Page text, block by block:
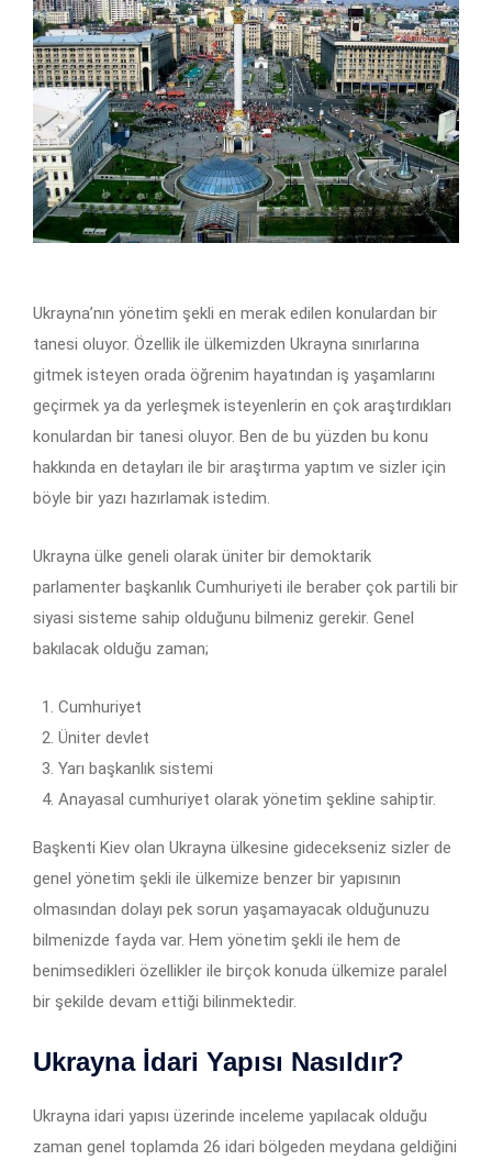
Ukrayna’nın yönetim şekli en merak edilen konulardan bir
tanesi oluyor. Özellik ile ülkemizden Ukrayna sınırlarına
gitmek isteyen orada öğrenim hayatından iş yaşamlarını
geçirmek ya da yerleşmek isteyenlerin en çok araştırdıkları
konulardan bir tanesi oluyor. Ben de bu yüzden bu konu
hakkında en detayları ile bir araştırma yaptım ve sizler için
böyle bir yazı hazırlamak istedim.
Ukrayna ülke geneli olarak üniter bir demoktarik
parlamenter başkanlık Cumhuriyeti ile beraber çok partili bir
siyasi sisteme sahip olduğunu bilmeniz gerekir. Genel
bakılacak olduğu zaman;
Cumhuriyet
Üniter devlet
Yarı başkanlık sistemi
Anayasal cumhuriyet olarak yönetim şekline sahiptir.
Başkenti Kiev olan Ukrayna ülkesine gidecekseniz sizler de
genel yönetim şekli ile ülkemize benzer bir yapısının
olmasından dolayı pek sorun yaşamayacak olduğunuzu
bilmenizde fayda var. Hem yönetim şekli ile hem de
benimsedikleri özellikler ile birçok konuda ülkemize paralel
bir şekilde devam ettiği bilinmektedir.
Ukrayna İdari Yapısı Nasıldır?
Ukrayna idari yapısı üzerinde inceleme yapılacak olduğu
zaman genel toplamda 26 idari bölgeden meydana geldiğini